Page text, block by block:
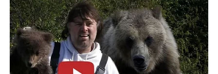
dugoročno garantovao bolju zaštitu za buduće generacije
penzionera.U suštini, ciljevi su jasni — stvoriti uslove
pod kojima će svaki građanin nakon završetka radnog
veka moći živjeti sa dostojanstvom i sigurnošću. Ovaj
proces neće biti brz niti lak, ali su potrebni hitni koraci
kako bi se sprečila dalja degradacija penzionog sistema.